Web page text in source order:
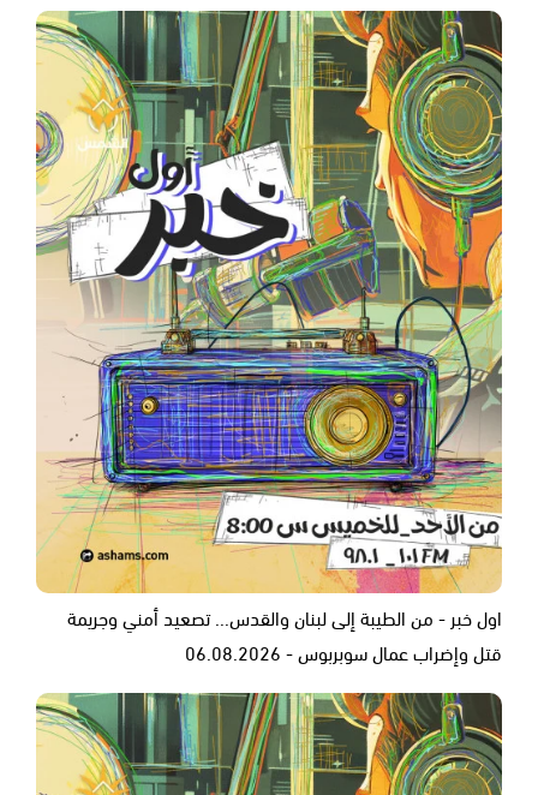
اول خبر - من الطيبة إلى لبنان والقدس... تصعيد أمني وجريمة
قتل وإضراب عمال سوبربوس - 06.08.2026